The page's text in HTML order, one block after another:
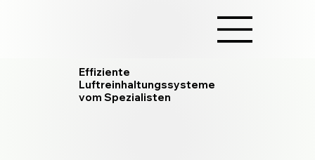
Effiziente
Luftreinhaltungssysteme
vom Spezialisten